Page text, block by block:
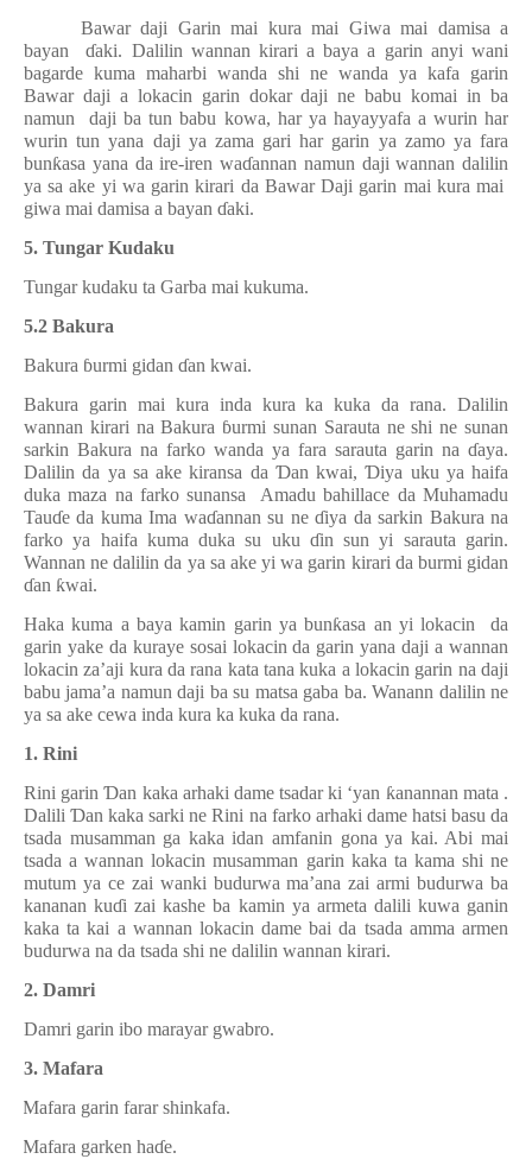
Bawar daji Garin mai kura mai Giwa mai damisa a
bayan
ɗaki. Dalilin wannan kirari a baya a garin anyi wani
bagarde kuma maharbi wanda shi ne wanda ya kafa garin
Bawar daji a lokacin garin dokar daji ne babu komai in ba
namun
daji ba tun babu kowa, har ya hayayyafa a wurin har
wurin tun yana daji ya zama gari har garin ya zamo ya fara
bunƙasa yana da ire-iren waɗannan namun daji wannan dalilin
ya sa ake yi wa garin kirari da Bawar Daji garin mai kura mai
giwa mai damisa a bayan ɗaki.
5. Tungar Kudaku
Tungar kudaku ta Garba mai kukuma.
5.2 Bakura
Bakura ɓurmi gidan ɗan kwai.
Bakura garin mai kura inda kura ka kuka da rana. Dalilin
wannan kirari na Bakura ɓurmi sunan Sarauta ne shi ne sunan
sarkin Bakura na farko wanda ya fara sarauta garin na ɗaya.
Dalilin da ya sa ake kiransa da Ɗan kwai,Ɗiya uku ya haifa
duka maza na farko sunansa
Amadu bahillace da Muhamadu
Tauɗe da kuma Ima waɗannan su neɗiya da sarkin Bakura na
farko ya haifa kuma duka su uku ɗin sun yi sarauta garin.
Wannan ne dalilin da ya sa ake yi wa garin kirari da burmi gidan
ɗan ƙwai.
Haka kuma a baya kamin garin ya bunƙasa an yi lokacin
da
garin yake da kuraye sosai lokacin da garin yana daji a wannan
lokacin za’aji kura da rana kata tana kuka a lokacin garin na daji
babu jama’a namun daji ba su matsa gaba ba. Wanann dalilin ne
ya sa ake cewa inda kura ka kuka da rana.
1. Rini
Rini garinƊan kaka arhaki dame tsadar ki ‘yan ƙanannan mata .
DaliliƊan kaka sarki ne Rini na farko arhaki dame hatsi basu da
tsada musamman ga kaka idan amfanin gona ya kai. Abi mai
tsada a wannan lokacin musamman garin kaka ta kama shi ne
mutum ya ce zai wanki budurwa ma’ana zai armi budurwa ba
kananan kuɗi zai kashe ba kamin ya armeta dalili kuwa ganin
kaka ta kai a wannan lokacin dame bai da tsada amma armen
budurwa na da tsada shi ne dalilin wannan kirari.
2. Damri
Damri garin ibo marayar gwabro.
3. Mafara
Mafara garin farar shinkafa.
Mafara garken haɗe.